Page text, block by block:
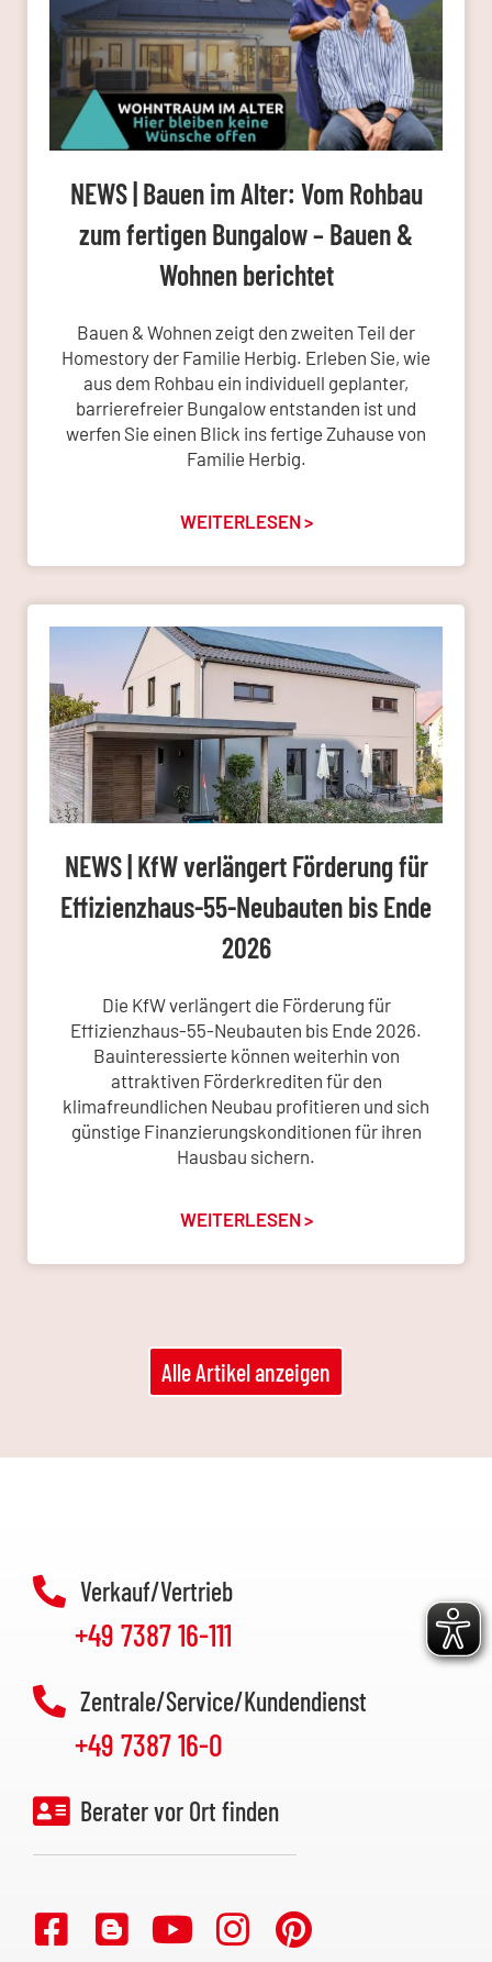
NEWS | Bauen im Alter: Vom Rohbau
zum fertigen Bungalow – Bauen &
Wohnen berichtet
Bauen & Wohnen zeigt den zweiten Teil der
Homestory der Familie Herbig. Erleben Sie, wie
aus dem Rohbau ein individuell geplanter,
barrierefreier Bungalow entstanden ist und
werfen Sie einen Blick ins fertige Zuhause von
Familie Herbig.
WEITERLESEN >
NEWS | KfW verlängert Förderung für
Effizienzhaus-55-Neubauten bis Ende
2026
Die KfW verlängert die Förderung für
Effizienzhaus-55-Neubauten bis Ende 2026.
Bauinteressierte können weiterhin von
attraktiven Förderkrediten für den
klimafreundlichen Neubau profitieren und sich
günstige Finanzierungskonditionen für ihren
Hausbau sichern.
WEITERLESEN >
Alle Artikel anzeigen
Verkauf/Vertrieb
+49 7387 16-111
Zentrale/Service/Kundendienst
+49 7387 16-0
Berater vor Ort finden